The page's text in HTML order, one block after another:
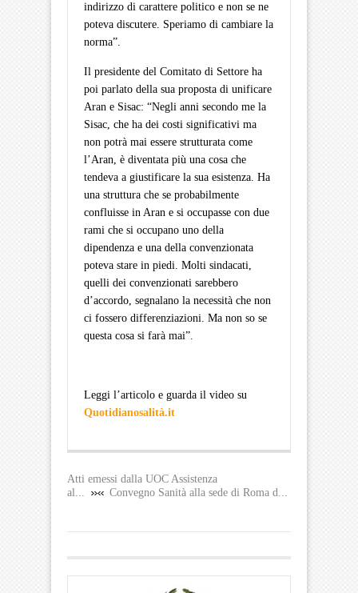
indirizzo di carattere politico e non se ne
poteva discutere. Speriamo di cambiare la
norma”.
Il presidente del Comitato di Settore ha
poi parlato della sua proposta di unificare
Aran e Sisac: “Negli anni secondo me la
Sisac, che ha dei costi significativi ma
non potrà mai essere strutturata come
l’Aran, è diventata più una cosa che
tendeva a giustificare la sua esistenza. Ha
una struttura che se probabilmente
confluisse in Aran e si occupasse con due
rami che si occupano uno della
dipendenza e una della convenzionata
poteva stare in piedi. Molti sindacati,
quelli dei convenzionati sarebbero
d’accordo, segnalano la necessità che non
ci fossero differenziazioni. Ma non so se
questa cosa si farà mai”.
Leggi l’articolo e guarda il video su
Quotidianosalità.it
Atti emessi dalla UOC Assistenza
al...
Convegno Sanità alla sede di Roma d...